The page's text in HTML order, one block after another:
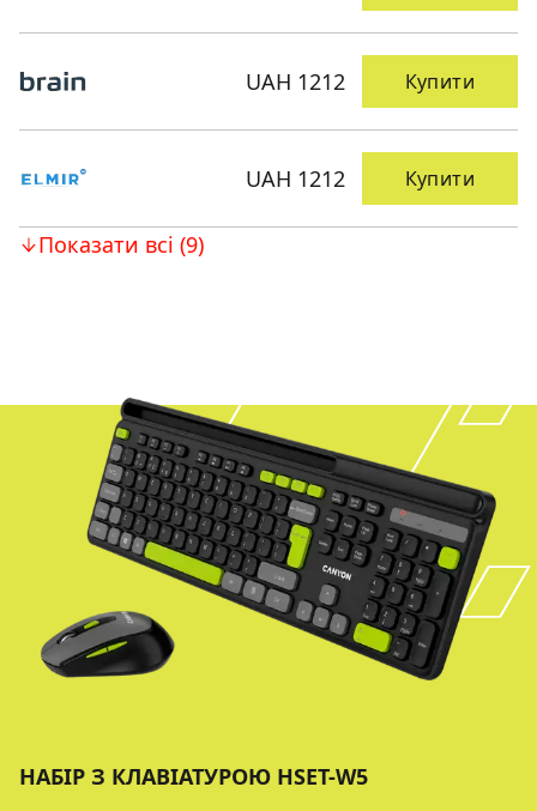
UAH 1212 Купити
UAH 1212 Купити
Показати всі (9)
НАБІР З КЛАВІАТУРОЮ HSET-W5